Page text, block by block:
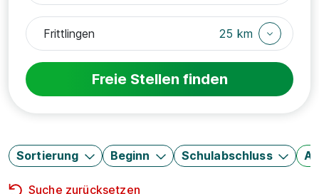
25 km
Freie Stellen finden
Sortierung Beginn Schulabschluss
Suche zurücksetzen